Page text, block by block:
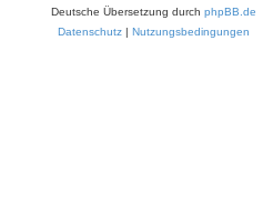
Deutsche Übersetzung durch phpBB.de
Datenschutz | Nutzungsbedingungen